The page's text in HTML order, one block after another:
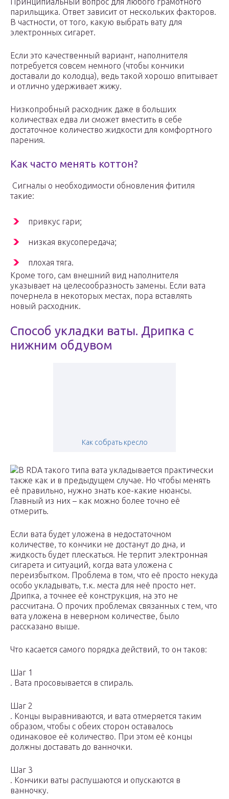
парильщика. Ответ зависит от нескольких факторов.
В частности, от того, какую выбрать вату для
электронных сигарет.
Если это качественный вариант, наполнителя
потребуется совсем немного (чтобы кончики
доставали до колодца), ведь такой хорошо впитывает
и отлично удерживает жижу.
Низкопробный расходник даже в больших
количествах едва ли сможет вместить в себе
достаточное количество жидкости для комфортного
парения.
Как часто менять коттон?
Сигналы о необходимости обновления фитиля
такие:
привкус гари;
низкая вкусопередача;
плохая тяга.
Кроме того, сам внешний вид наполнителя
указывает на целесообразность замены. Если вата
почернела в некоторых местах, пора вставлять
новый расходник.
Способ укладки ваты. Дрипка с
нижним обдувом
Как собрать кресло
В RDA такого типа вата укладывается практически
также как и в предыдущем случае. Но чтобы менять
её правильно, нужно знать кое-какие нюансы.
Главный из них – как можно более точно её
отмерить.
Если вата будет уложена в недостаточном
количестве, то кончики не достанут до дна, и
жидкость будет плескаться. Не терпит электронная
сигарета и ситуаций, когда вата уложена с
переизбытком. Проблема в том, что её просто некуда
особо укладывать, т.к. места для неё просто нет.
Дрипка, а точнее её конструкция, на это не
рассчитана. О прочих проблемах связанных с тем, что
вата уложена в неверном количестве, было
рассказано выше.
Что касается самого порядка действий, то он таков:
Шаг 1
. Вата просовывается в спираль.
Шаг 2
. Концы выравниваются, и вата отмеряется таким
образом, чтобы с обеих сторон оставалось
одинаковое её количество. При этом её концы
должны доставать до ванночки.
Шаг 3
. Кончики ваты распушаются и опускаются в
ванночку.